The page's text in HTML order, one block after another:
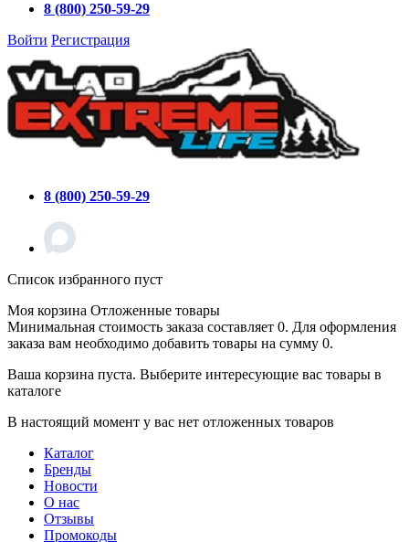
8 (800) 250-59-29
Войти Регистрация
8 (800) 250-59-29
Список избранного пуст
Моя корзина Отложенные товары
Минимальная стоимость заказа составляет 0. Для оформления
заказа вам необходимо добавить товары на сумму 0.
Ваша корзина пуста. Выберите интересующие вас товары в
каталоге
В настоящий момент у вас нет отложенных товаров
Каталог
Бренды
Новости
О нас
Отзывы
Промокоды